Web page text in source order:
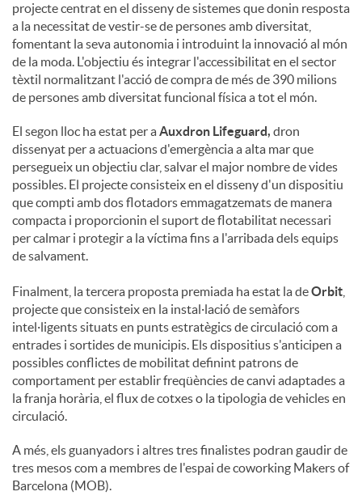
projecte centrat en el disseny de sistemes que donin resposta
a la necessitat de vestir-se de persones amb diversitat,
fomentant la seva autonomia i introduint la innovació al món
de la moda. L'objectiu és integrar l'accessibilitat en el sector
tèxtil normalitzant l'acció de compra de més de 390 milions
de persones amb diversitat funcional física a tot el món.
El segon lloc ha estat per aAuxdron Lifeguard, dron
dissenyat per a actuacions d'emergència a alta mar que
persegueix un objectiu clar, salvar el major nombre de vides
possibles. El projecte consisteix en el disseny d'un dispositiu
que compti amb dos flotadors emmagatzemats de manera
compacta i proporcionin el suport de flotabilitat necessari
per calmar i protegir a la víctima fins a l'arribada dels equips
de salvament.
Finalment, la tercera proposta premiada ha estat la deOrbit
projecte que consisteix en la instal·lació de semàfors
intel·ligents situats en punts estratègics de circulació com a
entrades i sortides de municipis. Els dispositius s'anticipen a
possibles conflictes de mobilitat definint patrons de
comportament per establir freqüències de canvi adaptades a
la franja horària, el flux de cotxes o la tipologia de vehicles en
circulació.
A més, els guanyadors i altres tres finalistes podran gaudir de
tres mesos com a membres de l'espai de coworking Makers of
Barcelona (MOB).